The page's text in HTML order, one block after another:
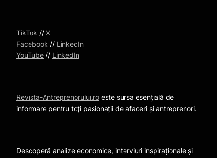
TikTok // X
Facebook // LinkedIn
YouTube // LinkedIn
Revista-Antreprenorului.ro este sursa esențială de
informare pentru toți pasionații de afaceri și antreprenori.
Descoperă analize economice, interviuri inspiraționale și